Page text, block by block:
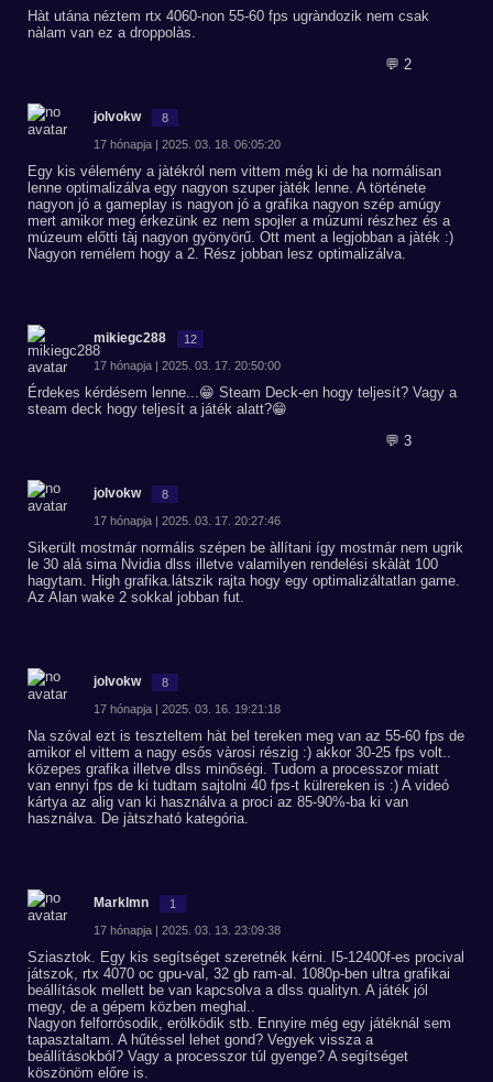
Hàt utána néztem rtx 4060-non 55-60 fps ugràndozik nem csak
nàlam van ez a droppolàs.
💬 2
jolvokw 8
17 hónapja | 2025. 03. 18. 06:05:20
Egy kis vélemény a jàtékról nem vittem még ki de ha normálisan
lenne optimalizálva egy nagyon szuper jàték lenne. A története
nagyon jó a gameplay is nagyon jó a grafika nagyon szép amúgy
mert amikor meg érkezünk ez nem spojler a múzumi részhez és a
múzeum előtti tàj nagyon gyönyörű. Ott ment a legjobban a jàték :)
Nagyon remélem hogy a 2. Rész jobban lesz optimalizálva.
mikiegc288 12
17 hónapja | 2025. 03. 17. 20:50:00
Érdekes kérdésem lenne...😁 Steam Deck-en hogy teljesít? Vagy a
steam deck hogy teljesít a játék alatt?😁
💬 3
jolvokw 8
17 hónapja | 2025. 03. 17. 20:27:46
Sikerült mostmár normális szépen be àllítani így mostmár nem ugrik
le 30 alá sima Nvidia dlss illetve valamilyen rendelési skàlàt 100
hagytam. High grafika.látszik rajta hogy egy optimalizáltatlan game.
Az Alan wake 2 sokkal jobban fut.
jolvokw 8
17 hónapja | 2025. 03. 16. 19:21:18
Na szóval ezt is teszteltem hàt bel tereken meg van az 55-60 fps de
amikor el vittem a nagy esős vàrosi részig :) akkor 30-25 fps volt..
közepes grafika illetve dlss minőségi. Tudom a processzor miatt
van ennyi fps de ki tudtam sajtolni 40 fps-t külrereken is :) A videó
kártya az alig van ki használva a proci az 85-90%-ba ki van
használva. De jàtszható kategória.
Marklmn 1
17 hónapja | 2025. 03. 13. 23:09:38
Sziasztok. Egy kis segítséget szeretnék kérni. I5-12400f-es procival
játszok, rtx 4070 oc gpu-val, 32 gb ram-al. 1080p-ben ultra grafikai
beállítások mellett be van kapcsolva a dlss qualityn. A játék jól
megy, de a gépem közben meghal..
Nagyon felforrósodik, erölködik stb. Ennyire még egy játéknál sem
tapasztaltam. A hűtéssel lehet gond? Vegyek vissza a
beállításokból? Vagy a processzor túl gyenge? A segítséget
köszönöm előre is.